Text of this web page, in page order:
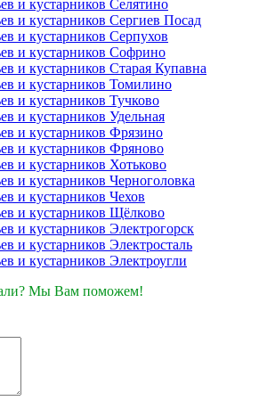
и кустарников Селятино
и кустарников Сергиев Посад
и кустарников Серпухов
и кустарников Софрино
и кустарников Старая Купавна
и кустарников Томилино
и кустарников Тучково
и кустарников Удельная
и кустарников Фрязино
и кустарников Фряново
и кустарников Хотьково
и кустарников Черноголовка
и кустарников Чехов
и кустарников Щёлково
и кустарников Электрогорск
и кустарников Электросталь
и кустарников Электроугли
Мы Вам поможем!